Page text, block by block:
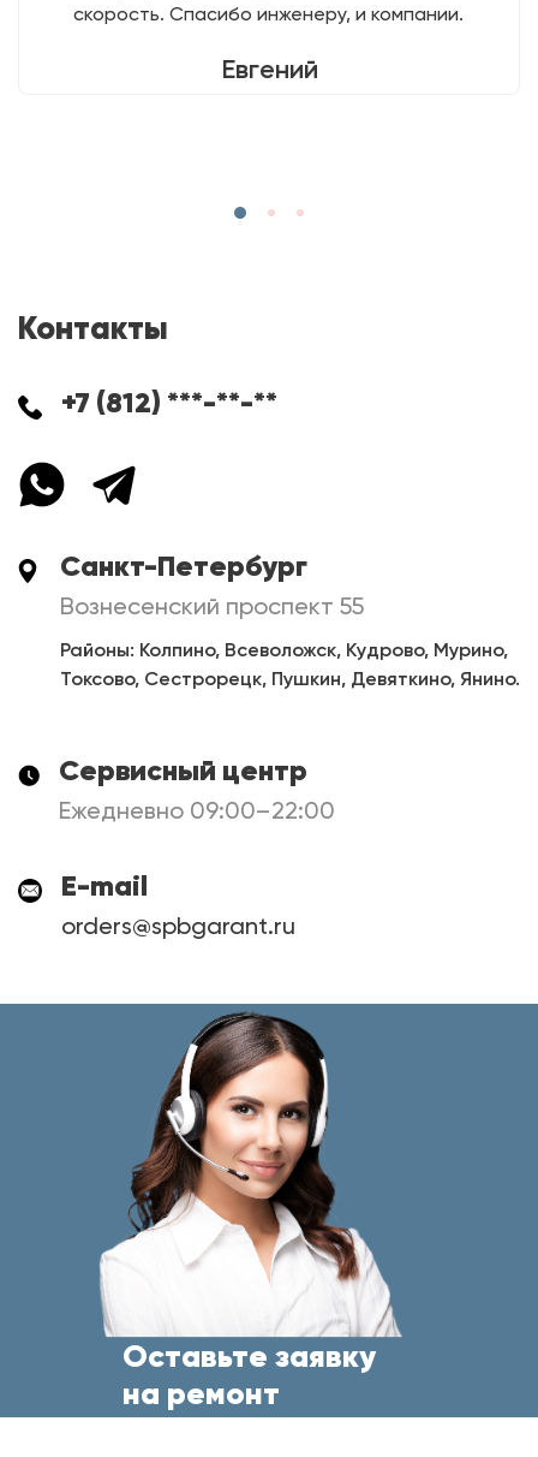
скорость. Спасибо инженеру, и компании.
Евгений
Контакты
+7 (812) ***-**-**
Санкт-Петербург
Вознесенский проспект 55
Районы: Колпино, Всеволожск, Кудрово, Мурино,
Токсово, Сестрорецк, Пушкин, Девяткино, Янино.
Сервисный центр
Ежедневно 09:00–22:00
E-mail
orders@spbgarant.ru
Оставьте заявку
на ремонт